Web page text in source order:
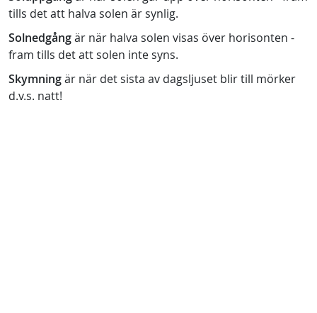
tills det att halva solen är synlig.
Solnedgångär när halva solen visas över horisonten -
fram tills det att solen inte syns.
Skymningär när det sista av dagsljuset blir till mörker
d.v.s. natt!